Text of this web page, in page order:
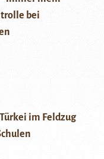
bei
im Feldzug